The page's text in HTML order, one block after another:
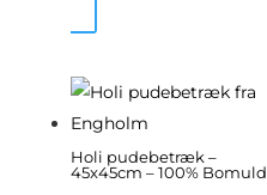
Holi pudebetræk –
45x45cm – 100% Bomuld